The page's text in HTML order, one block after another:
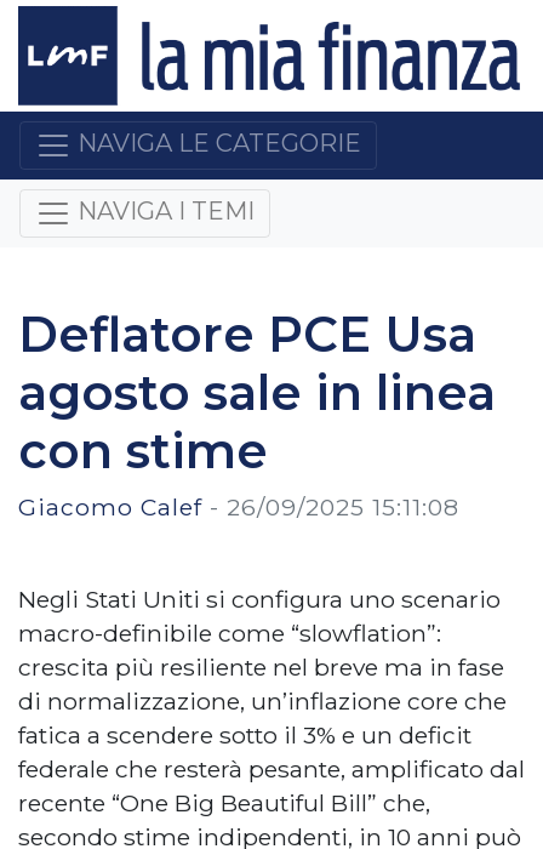
NAVIGA LE CATEGORIE
NAVIGA I TEMI
Deflatore PCE Usa
agosto sale in linea
con stime
Giacomo Calef - 26/09/2025 15:11:08
Negli Stati Uniti si configura uno scenario
macro-definibile come “slowflation”:
crescita più resiliente nel breve ma in fase
di normalizzazione, un’inflazione core che
fatica a scendere sotto il 3% e un deficit
federale che resterà pesante, amplificato dal
recente “One Big Beautiful Bill” che,
secondo stime indipendenti, in 10 anni può